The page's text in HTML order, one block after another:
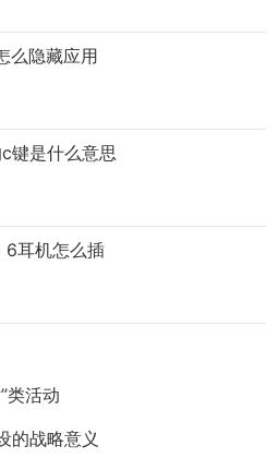
分20余款车型，均搭载了毫
发与发展中，数据的支持
憾的是，长城汽车在新能源
理想。数据显示，长城汽车2
的深度绑定，许多车企对毫
的唯一，但毫末智行在长
么隐藏应用
键是什么意思
耳机怎么插
类活动
战略意义